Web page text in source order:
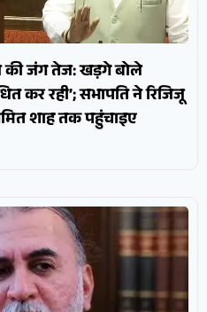
की जंग तेज: खड़गे बोले
कर रही’; सभापति ने रिजिजू
शाह तक पहुंचाइए